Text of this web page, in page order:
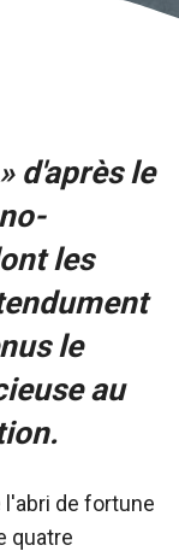
d'après le
les
le
au
de fortune
quatre